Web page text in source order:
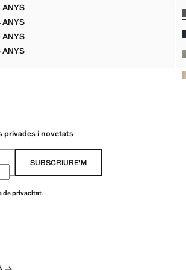
ANYS
PANTALONS XINESOS COTÓ
ANYS
PANTALONS XINESOS COTÓ
ANYS
PANTALONS XINESOS COTÓ
ANYS
PANTALONS XINESOS COTÓ
privades i novetats
SUBSCRIURE'M
de privacitat.